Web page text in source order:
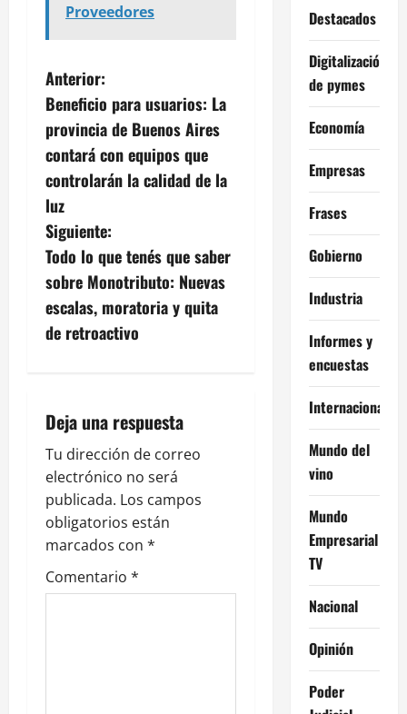
Proveedores
N
a
v
e
g
a
c
i
n
d
e
e
n
Anterior:
Beneficio para usuarios: La
provincia de Buenos Aires
contará con equipos que
controlarán la calidad de la
luz
Siguiente:
Todo lo que tenés que saber
sobre Monotributo: Nuevas
escalas, moratoria y quita
de retroactivo
Deja una respuesta
Tu dirección de correo
electrónico no será
publicada. Los campos
obligatorios están
marcados con *
Comentario *
Destacados
Digitalización
de pymes
Economía
Empresas
Frases
Gobierno
Industria
Informes y
encuestas
Internacional
Mundo del
vino
Mundo
Empresarial
TV
Nacional
Opinión
Poder